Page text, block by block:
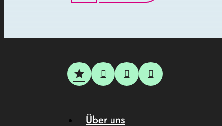
Über uns